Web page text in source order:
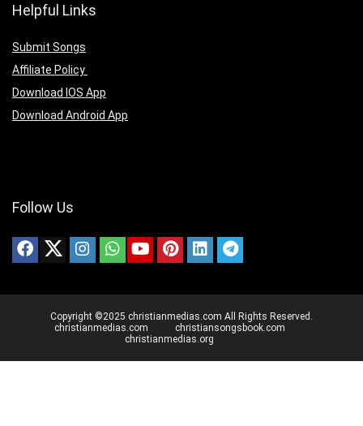
Helpful Links
Submit Songs
Affiliate Policy
Download IOS App
Download Android App
Follow Us
Copyright ©2025 christianmedias.com All Rights Reserved.
christianmedias.com
christiansongsbook.com
christianmedias.org